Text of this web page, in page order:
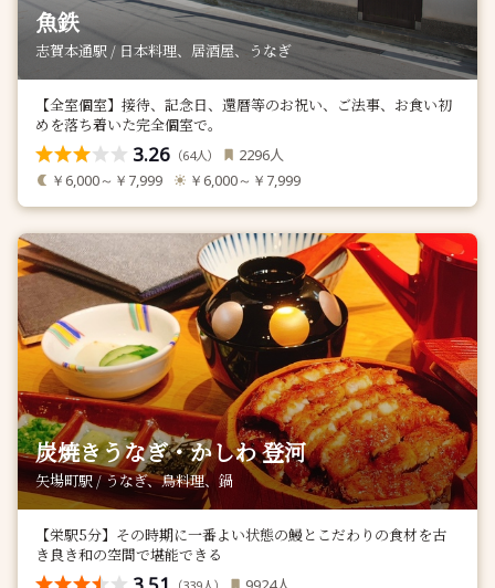
魚鉄
志賀本通駅 / 日本料理、居酒屋、うなぎ
【全室個室】接待、記念日、還暦等のお祝い、ご法事、お食い初
めを落ち着いた完全個室で。
3.26 （64人） 2296人
￥6,000～￥7,999 ￥6,000～￥7,999
炭焼きうなぎ・かしわ 登河
矢場町駅 / うなぎ、鳥料理、鍋
【栄駅5分】その時期に一番よい状態の鰻とこだわりの食材を古
き良き和の空間で堪能できる
人